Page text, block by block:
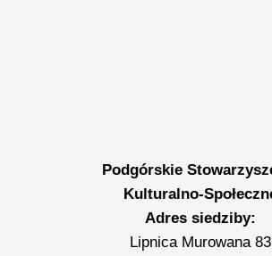
Podgórskie
Kulturalno-
Adres siedziby:
Lipnica Murowana 83